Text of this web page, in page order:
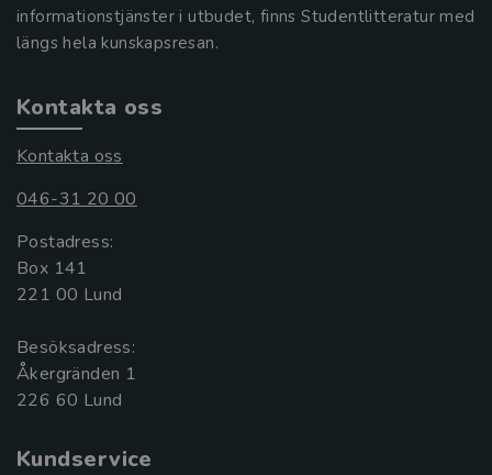
informationstjänster i utbudet, finns Studentlitteratur med
längs hela kunskapsresan.
Kontakta oss
Kontakta oss
046-31 20 00
Postadress:
Box 141
221 00 Lund
Besöksadress:
Åkergränden 1
Kundservice